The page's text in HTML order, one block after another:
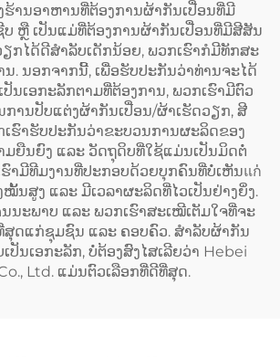
ຮ້ານອາຫານທີ່ຕ້ອງການຜ້າກັນເປື່ອນທີ່ມີ
ຫຼື ເປັນແມ່ທີ່ຕ້ອງການຜ້າກັນເປື່ອນທີ່ມີສີສັນ
ກໄດ້ດີສຳລັບເດັກນ້ອຍ, ພວກເຮົາກໍມີທັກສະ
. ນອກຈາກນີ້, ເພື່ອຮັບປະກັນວ່າທ່ານຈະໄດ້
ນເອກະລັກຕາມທີ່ຕ້ອງການ, ພວກເຮົາມີຕົວ
ານປັບແຕ່ງຜ້າກັນເປື່ອນ/ຜ້າເຮັດວຽກ, ສີ
ເຮົາຮັບປະກັນວ່າຂະບວນການຜະລິດຂອງ
ມຍືນຍົງ ແລະ ວັດຖຸດິບທີ່ໃຊ້ແມ່ນເປັນມິດຕໍ່
າມີທີມງານທີ່ປະກອບດ້ວຍບຸກຄົນທີ່ບໍ່ເຫັນแก່
ນສູງ ແລະ ມີເວລາຜະລິດທີ່ໄວເປັນຢ່າງຍິ່ງ.
ນະພາບ ແລະ ພວກເຮົາສະເໝີເຕັມໃຈທີ່ຈະ
ສຸດແກ່ຊຸມຊົນ ແລະ ຄອບຄົວ. ສຳລັບຜ້າກັນ
ປັນເອກະລັກ, ບໍ່ຕ້ອງສົງໄສເລີຍວ່າ Hebei
Ltd. ແມ່ນຕົວເລືອກທີ່ດີທີ່ສຸດ.